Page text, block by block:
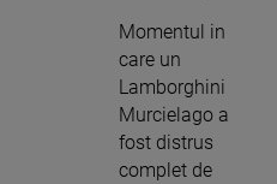
Momentul in
care un
Lamborghini
Murcielago a
fost distrus
complet de